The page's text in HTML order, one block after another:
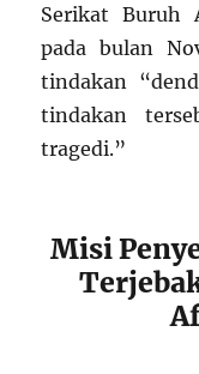
Serikat Buruh
pada bulan
tindakan
tindakan
tragedi.”
Misi